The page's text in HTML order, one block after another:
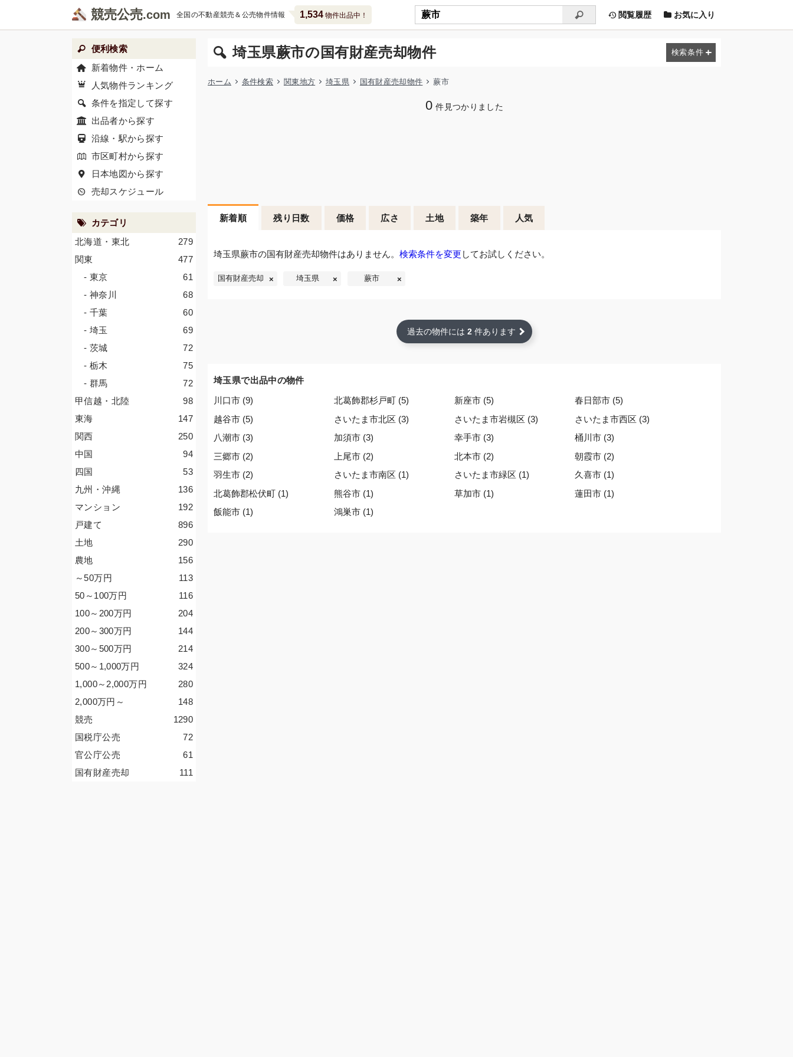
競売公売 全国の不動産競売＆公売物件情報 1,534物件出品中！ 閲覧履歴 お気に入り
埼玉県蕨市の国有財産売却物件
ホーム 条件検索 関東地方 埼玉県 国有財産売却物件 蕨市
0 件見つかりました
新着順 残り日数 価格 広さ 土地 築年 人気
埼玉県蕨市の国有財産売却物件はありません。 検索条件を変更 してお試しください。
国有財産売却 埼玉県 蕨市
過去の物件には 2 件あります
埼玉県で出品中の物件
川口市 (9) 北葛飾郡杉戸町 (5) 新座市 (5)
春日部市 (5)
越谷市 (5)
さいたま市北区 (3) さいたま市岩槻区 (3)
さいたま市西区 (3)
八潮市 (3)
加須市 (3) 幸手市 (3)
桶川市 (3)
三郷市 (2)
上尾市 (2) 北本市 (2)
朝霞市 (2)
羽生市 (2)
さいたま市南区 (1) さいたま市緑区 (1)
久喜市 (1)
北葛飾郡松伏町 (1)
熊谷市 (1) 草加市 (1)
蓮田市 (1)
飯能市 (1)
鴻巣市 (1)
便利検索
新着物件・ホーム
人気物件ランキング
条件を指定して探す
出品者から探す
沿線・駅から探す
市区町村から探す
日本地図から探す
売却スケジュール
カテゴリ
279
北海道・東北
477
関東
61
- 東京
68
- 神奈川
60
- 千葉
69
- 埼玉
72
- 茨城
75
- 栃木
72
- 群馬
98
甲信越・北陸
147
東海
250
関西
94
中国
53
四国
136
九州・沖縄
192
マンション
896
戸建て
290
土地
156
農地
113
～50万円
116
50～100万円
204
100～200万円
144
200～300万円
214
300～500万円
324
500～1,000万円
280
1,000～2,000万円
148
2,000万円 ～
1290
競売
72
国税庁公売
61
官公庁公売
111
国有財産売却